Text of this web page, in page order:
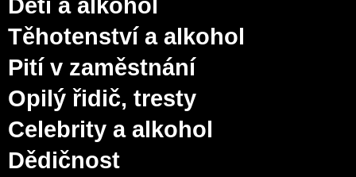
Těhotenství a alkohol
Pití v zaměstnání
Opilý řidič, tresty
Celebrity a alkohol
Dědičnost